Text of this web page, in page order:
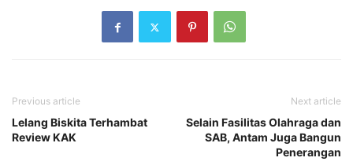
Previous article
Lelang Biskita Terhambat
Review KAK
Next article
Selain Fasilitas Olahraga dan
SAB, Antam Juga Bangun
Penerangan